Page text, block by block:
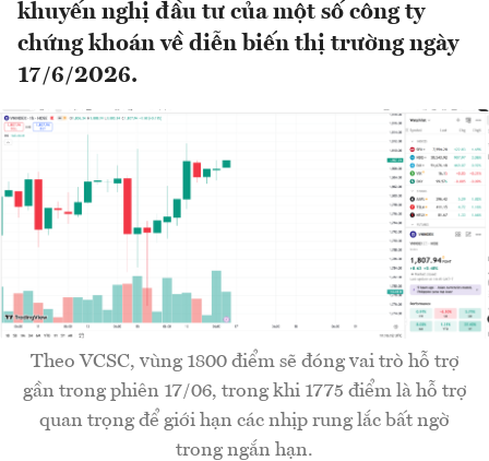
khuyến nghị đầu tư của một số công ty
chứng khoán về diễn biến thị trường ngày
17/6/2026.
Theo VCSC, vùng 1800 điểm sẽ đóng vai trò hỗ trợ
gần trong phiên 17/06, trong khi 1775 điểm là hỗ trợ
quan trọng để giới hạn các nhịp rung lắc bất ngờ
trong ngắn hạn.